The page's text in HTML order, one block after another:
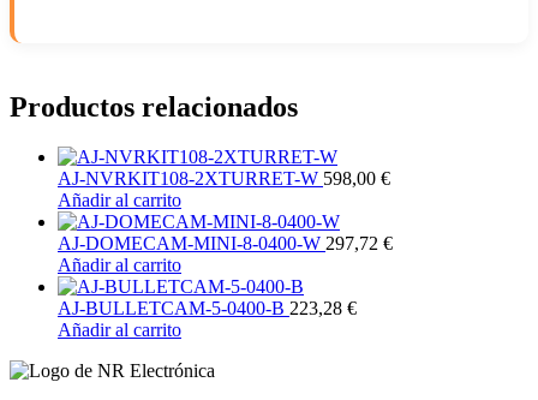
Productos relacionados
AJ-NVRKIT108-2XTURRET-W 598,00 €
Añadir al carrito
AJ-DOMECAM-MINI-8-0400-W 297,72 €
Añadir al carrito
AJ-BULLETCAM-5-0400-B 223,28 €
Añadir al carrito